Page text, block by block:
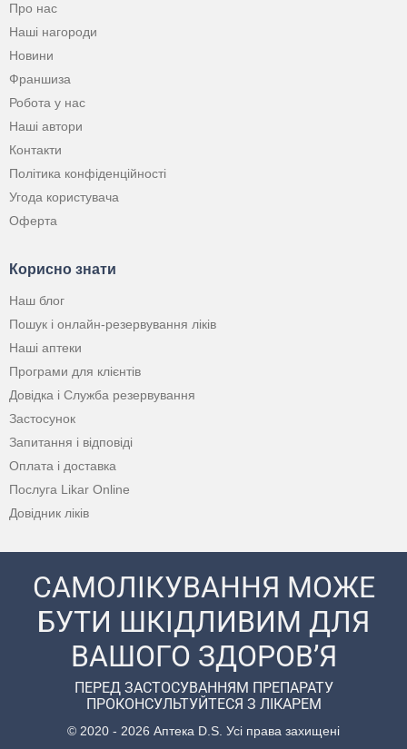
Про нас
Наші нагороди
Новини
Франшиза
Робота у нас
Наші автори
Контакти
Політика конфіденційності
Угода користувача
Оферта
Корисно знати
Наш блог
Пошук і онлайн-резервування ліків
Наші аптеки
Програми для клієнтів
Довідка і Служба резервування
Застосунок
Запитання і відповіді
Оплата і доставка
Послуга Likar Online
Довідник ліків
САМОЛІКУВАННЯ МОЖЕ
БУТИ ШКІДЛИВИМ ДЛЯ
ВАШОГО ЗДОРОВ’Я
ПЕРЕД ЗАСТОСУВАННЯМ ПРЕПАРАТУ
ПРОКОНСУЛЬТУЙТЕСЯ З ЛІКАРЕМ
© 2020 - 2026 Аптека D.S. Усі права захищені